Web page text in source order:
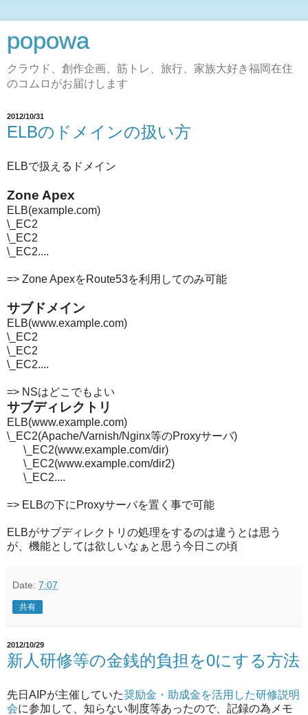
popowa
クラウド、創作企画、筋トレ、旅行、家族大好き福岡在住
のコムロがお届けします
2012/10/31
ELBのドメインの扱い方
ELBで扱えるドメイン
Zone Apex
ELB(example.com)
\_EC2
\_EC2
\_EC2....
=> Zone ApexをRoute53を利用してのみ可能
サブドメイン
ELB(www.example.com)
\_EC2
\_EC2
\_EC2....
=> NSはどこでもよい
サブディレクトリ
ELB(www.example.com)
\_EC2(Apache/Varnish/Nginx等のProxyサーバ)
\_EC2(www.example.com/dir)
\_EC2(www.example.com/dir2)
\_EC2....
=> ELBの下にProxyサーバを置く事で可能
ELBがサブディレクトリの処理をするのは違うとは思う
が、機能としては欲しいなぁと思う今日この頃
Date: 7:07
共有
2012/10/29
新人研修等の金銭的負担を0にする方法
先日AIPが主催していた奨励金・助成金を活用した研修説明
会に参加して、知らない制度等あったので、記録の為メモ